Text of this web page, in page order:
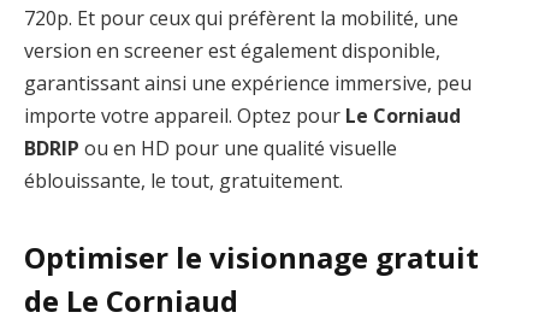
720p. Et pour ceux qui préfèrent la mobilité, une
version en screener est également disponible,
garantissant ainsi une expérience immersive, peu
importe votre appareil. Optez pour Le Corniaud
BDRIP ou en HD pour une qualité visuelle
éblouissante, le tout, gratuitement.
Optimiser le visionnage gratuit
de Le Corniaud